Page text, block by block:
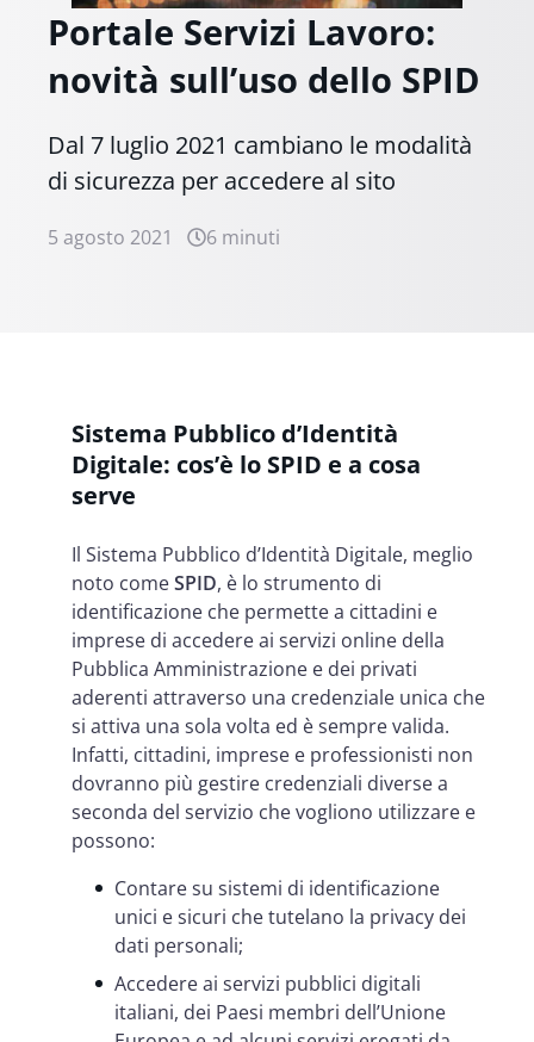
Portale Servizi Lavoro:
novità sull’uso dello SPID
Dal 7 luglio 2021 cambiano le modalità
di sicurezza per accedere al sito
5 agosto 2021 6 minuti
Sistema Pubblico d’Identità
Digitale: cos’è lo SPID e a cosa
serve
Il Sistema Pubblico d’Identità Digitale, meglio
noto comeSPID, è lo strumento di
identificazione che permette a cittadini e
imprese di accedere ai servizi online della
Pubblica Amministrazione e dei privati
aderenti attraverso una credenziale unica che
si attiva una sola volta ed è sempre valida.
Infatti, cittadini, imprese e professionisti non
dovranno più gestire credenziali diverse a
seconda del servizio che vogliono utilizzare e
possono:
Contare su sistemi di identificazione
unici e sicuri che tutelano la privacy dei
dati personali;
Accedere ai servizi pubblici digitali
italiani, dei Paesi membri dell’Unione